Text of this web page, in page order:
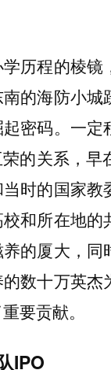
历程的棱镜
的海防小城
密码。一定
的关系，早
时的国家教
和所在地的
的厦大，同
数十万英杰
要贡献。
IPO